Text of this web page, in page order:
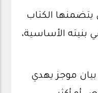
يتضمنها الكتاب
بنيته الأساسية،
موجز يهدي